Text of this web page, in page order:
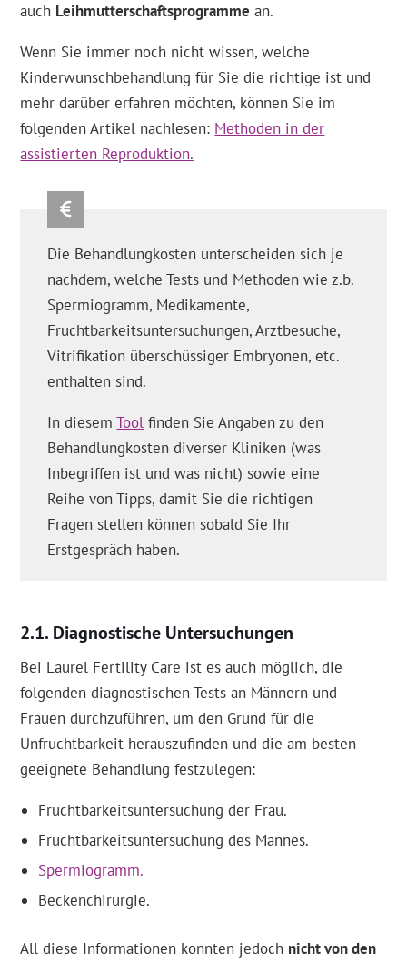
auch Leihmutterschaftsprogramme an.
Wenn Sie immer noch nicht wissen, welche
Kinderwunschbehandlung für Sie die richtige ist und
mehr darüber erfahren möchten, können Sie im
folgenden Artikel nachlesen: Methoden in der
assistierten Reproduktion.
Die Behandlungkosten unterscheiden sich je
nachdem, welche Tests und Methoden wie z.b.
Spermiogramm, Medikamente,
Fruchtbarkeitsuntersuchungen, Arztbesuche,
Vitrifikation überschüssiger Embryonen, etc.
enthalten sind.
In diesemTool finden Sie Angaben zu den
Behandlungkosten diverser Kliniken (was
Inbegriffen ist und was nicht) sowie eine
Reihe von Tipps, damit Sie die richtigen
Fragen stellen können sobald Sie Ihr
Erstgespräch haben.
Diagnostische Untersuchungen
Bei Laurel Fertility Care ist es auch möglich, die
folgenden diagnostischen Tests an Männern und
Frauen durchzuführen, um den Grund für die
Unfruchtbarkeit herauszufinden und die am besten
geeignete Behandlung festzulegen:
Fruchtbarkeitsuntersuchung der Frau.
Fruchtbarkeitsuntersuchung des Mannes.
Spermiogramm.
Beckenchirurgie.
All diese Informationen konnten jedoch nicht von den